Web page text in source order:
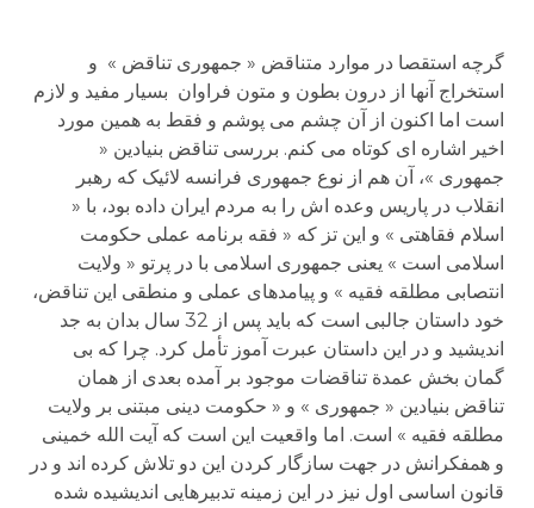
گرچه استقصا در موارد متناقض « جمهوری تناقض » و
استخراج آنها از درون بطون و متون فراوان بسیار مفید و لازم
است اما اکنون از آن چشم می پوشم و فقط به همین مورد
اخیر اشاره ای کوتاه می کنم. بررسی تناقض بنیادین «
جمهوری »، آن هم از نوع جمهوری فرانسه لائیک که رهبر
انقلاب در پاریس وعده اش را به مردم ایران داده بود، با «
اسلام فقاهتی » و این تز که « فقه برنامه عملی حکومت
اسلامی است » یعنی جمهوری اسلامی با در پرتو « ولایت
انتصابی مطلقه فقیه » و پیامدهای عملی و منطقی این تناقض،
خود داستان جالبی است که باید پس از 32 سال بدان به جد
اندیشید و در این داستان عبرت آموز تأمل کرد. چرا که بی
گمان بخش عمدة تناقضات موجود بر آمده بعدی از همان
تناقض بنیادین « جمهوری » و « حکومت دینی مبتنی بر ولایت
مطلقه فقیه » است. اما واقعیت این است که آیت الله خمینی
و همفکرانش در جهت سازگار کردن این دو تلاش کرده اند و در
قانون اساسی اول نیز در این زمینه تدبیرهایی اندیشیده شده